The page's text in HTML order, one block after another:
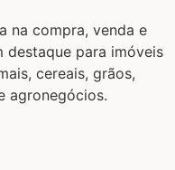
na compra, venda e
destaque para imóveis
cereais, grãos,
agronegócios.